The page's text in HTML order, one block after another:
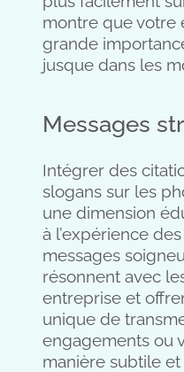
montre que votre
grande
jusque dans les
Messages
Intégrer des
slogans sur les
une dimension
à l’expérience
messages
résonnent avec
entreprise et
unique de
engagements ou
manière subtile